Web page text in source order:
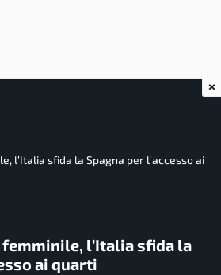
l’Italia sfida la Spagna per l’accesso ai
l’Italia sfida la
ai quarti
×